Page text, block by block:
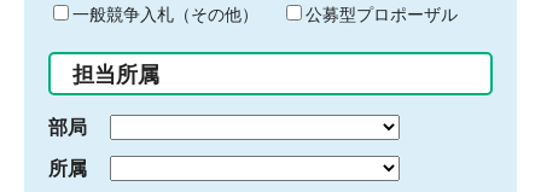
ド
入
力
一般競争入札（その他）
公募型プロポーザル
担当所属
部局
所属